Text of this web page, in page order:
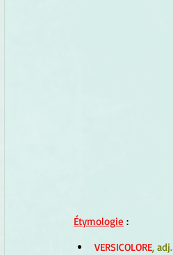
Étymologie :
VERSICOLORE, adj.